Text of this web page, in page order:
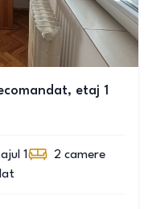
etaj 1
1 2 camere